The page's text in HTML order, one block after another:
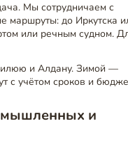
Мы сотрудничаем с
маршруты: до Иркутска
или речным судном.
и Алдану. Зимой —
с учётом сроков и
и